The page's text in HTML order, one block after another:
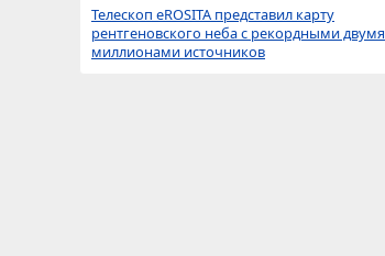
Телескоп eROSITA представил карту
рентгеновского неба с рекордными двумя
миллионами источников